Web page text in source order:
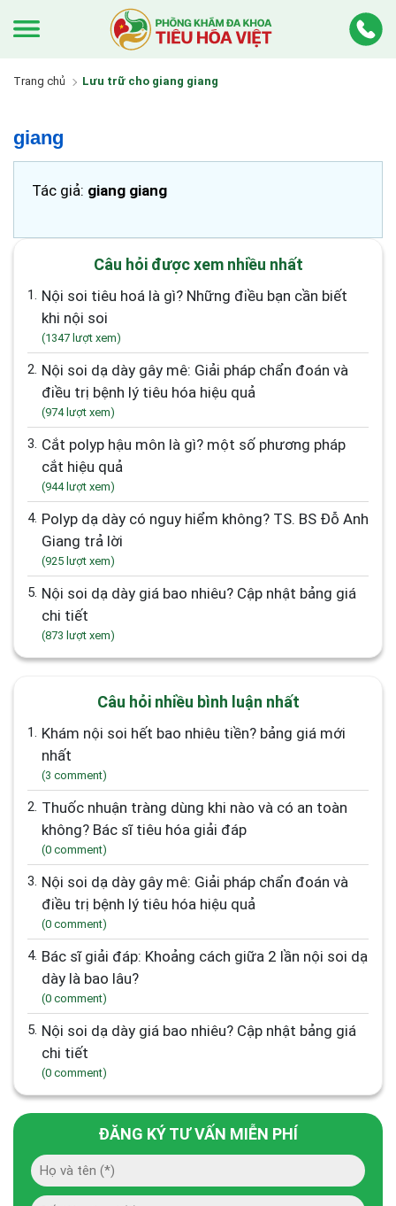
Trang chủ Lưu trữ cho giang giang
giang
Tác giả: giang giang
Câu hỏi được xem nhiều nhất
1. Nội soi tiêu hoá là gì? Những điều bạn cần biết
khi nội soi
(1347 lượt xem)
2. Nội soi dạ dày gây mê: Giải pháp chẩn đoán và
điều trị bệnh lý tiêu hóa hiệu quả
(974 lượt xem)
3. Cắt polyp hậu môn là gì? một số phương pháp
cắt hiệu quả
(944 lượt xem)
4. Polyp dạ dày có nguy hiểm không? TS. BS Đỗ Anh
Giang trả lời
(925 lượt xem)
5. Nội soi dạ dày giá bao nhiêu? Cập nhật bảng giá
chi tiết
(873 lượt xem)
Câu hỏi nhiều bình luận nhất
1. Khám nội soi hết bao nhiêu tiền? bảng giá mới
nhất
(3 comment)
2. Thuốc nhuận tràng dùng khi nào và có an toàn
không? Bác sĩ tiêu hóa giải đáp
(0 comment)
3. Nội soi dạ dày gây mê: Giải pháp chẩn đoán và
điều trị bệnh lý tiêu hóa hiệu quả
(0 comment)
4. Bác sĩ giải đáp: Khoảng cách giữa 2 lần nội soi dạ
dày là bao lâu?
(0 comment)
5. Nội soi dạ dày giá bao nhiêu? Cập nhật bảng giá
chi tiết
(0 comment)
ĐĂNG KÝ TƯ VẤN MIỄN PHÍ